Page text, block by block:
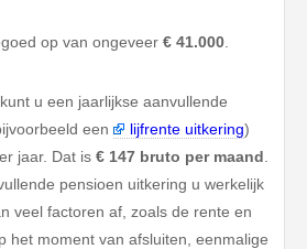
op van ongeveer€ 41.000
u een jaarlijkse aanvullende
een
lijfrente uitkering)
jaar. Dat is€ 147 bruto per maand
pensioen uitkering u werkelijk
veel factoren af, zoals de rente en
het moment van afsluiten, eenmalige